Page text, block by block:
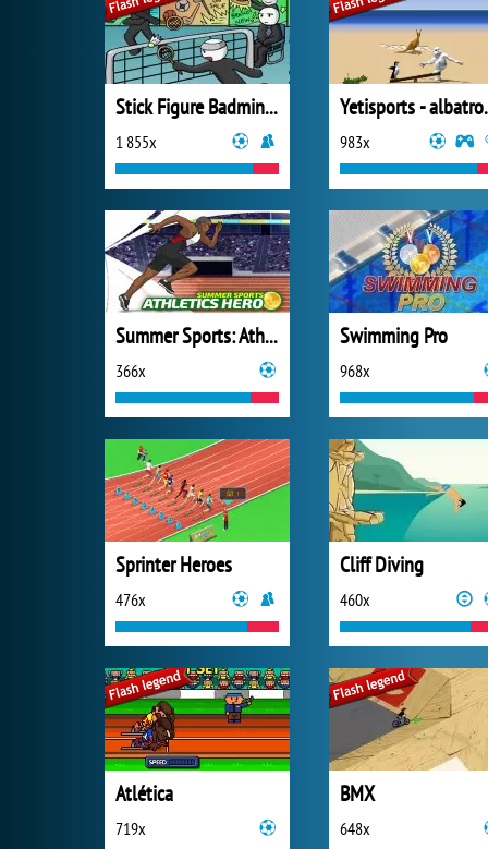
Stick Figure Badminton
1 855x 983x
Summer Sports: Athletics Hero
366x
Swimming Pro
968x
Sprinter Heroes
476x
Cliff Diving
460x
Atlética
719x
BMX
648x